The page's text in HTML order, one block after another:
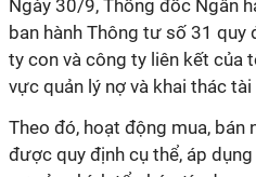
Ngày 30/9, Thống đốc Ngân
ban hành Thông tư số 31 quy
ty con và công ty liên kết của
vực quản lý nợ và khai thác tài
Theo đó, hoạt động mua, bán
được quy định cụ thể, áp